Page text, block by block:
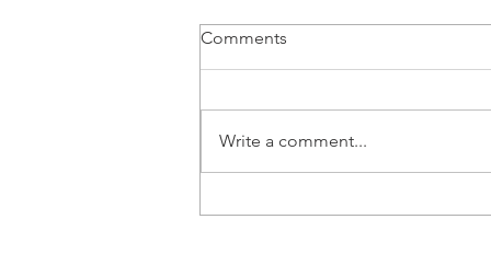
Comments
Write a comment...